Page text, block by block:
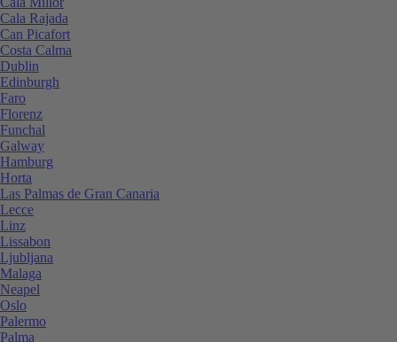
Cala Rajada
Can Picafort
Costa Calma
Dublin
Edinburgh
Faro
Florenz
Funchal
Galway
Hamburg
Horta
Las Palmas de Gran Canaria
Lecce
Linz
Lissabon
Ljubljana
Malaga
Neapel
Oslo
Palermo
Palma